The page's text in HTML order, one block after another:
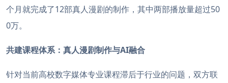
个月就完成了12部真人漫剧的制作，其中两部播放量超过50
0万。
共建课程体系：真人漫剧制作与AI融合
针对当前高校数字媒体专业课程滞后于行业的问题，双方联